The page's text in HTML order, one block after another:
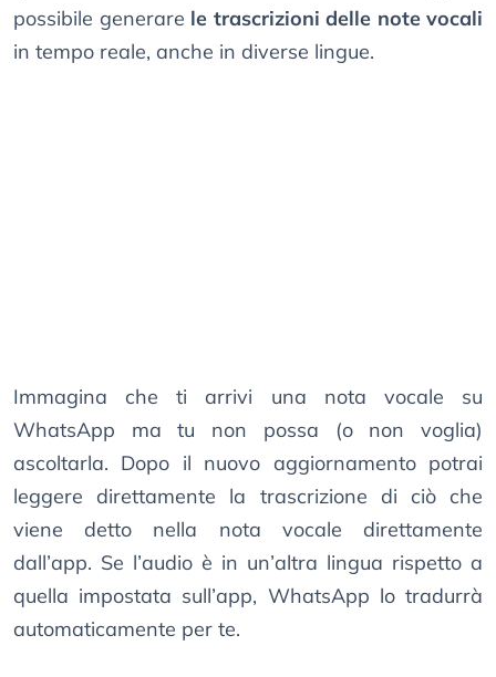
possibile generare le trascrizioni delle note vocali
in tempo reale, anche in diverse lingue.
Immagina che ti arrivi una nota vocale su
WhatsApp ma tu non possa (o non voglia)
ascoltarla. Dopo il nuovo aggiornamento potrai
leggere direttamente la trascrizione di ciò che
viene detto nella nota vocale direttamente
dall’app. Se l’audio è in un’altra lingua rispetto a
quella impostata sull’app, WhatsApp lo tradurrà
automaticamente per te.